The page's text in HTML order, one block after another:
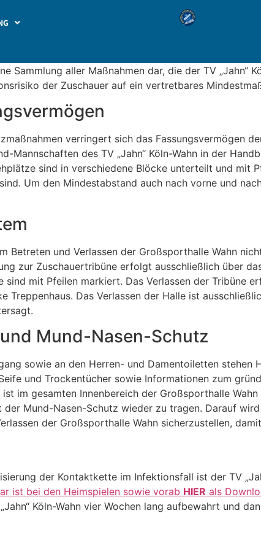
Sammlung aller Maßnahmen dar, die der TV „Jahn“
der Zuschauer auf ein vertretbares
verringert sich das Fassungsvermögen
Mannschaften des TV „Jahn“ Köln-Wahn in der
sind in verschiedene Blöcke unterteilt und mit
Um den Mindestabstand auch nach vorne und
Betreten und Verlassen der Großsporthalle Wahn
zur Zuschauertribüne erfolgt ausschließlich über
sind mit Pfeilen markiert. Das Verlassen der Tribüne
Treppenhaus. Das Verlassen der Halle ist
Mund-Nasen-Schutz
sowie an den Herren- und Damentoiletten
und Trockentücher sowie Informationen zum
im gesamten Innenbereich der Großsporthalle
Mund-Nasen-Schutz wieder zu tragen. Darauf
der Großsporthalle Wahn sicherzustellen,
der Kontaktkette im Infektionsfall ist der TV
ist bei den Heimspielen sowie vorab HIER als
Köln-Wahn vier Wochen lang aufbewahrt und